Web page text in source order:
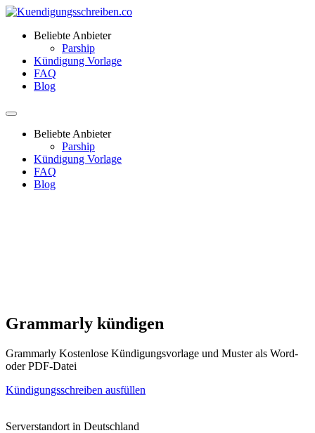
Beliebte Anbieter
Parship
Kündigung Vorlage
FAQ
Blog
Beliebte Anbieter
Parship
Kündigung Vorlage
FAQ
Blog
Grammarly kündigen
Grammarly Kostenlose Kündigungsvorlage und Muster als Word-
oder PDF-Datei
Kündigungsschreiben ausfüllen
Serverstandort in Deutschland